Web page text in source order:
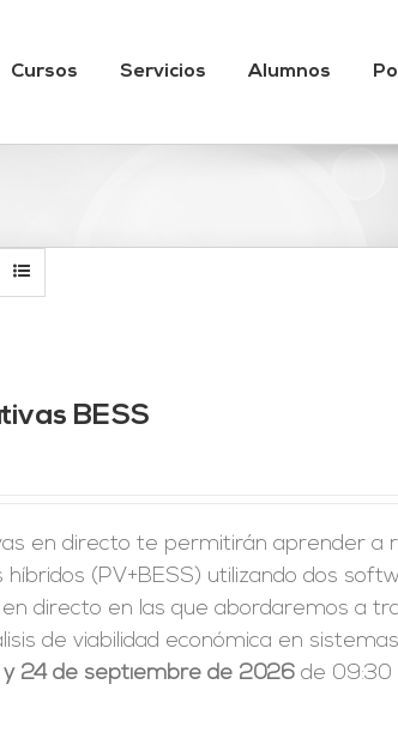
Cursos Servicios Alumnos
BESS
en directo te permitirán aprender a
(PV+BESS) utilizando dos
directo en las que abordaremos a
de viabilidad económica en
24 de septiembre de 2026 de 09:30